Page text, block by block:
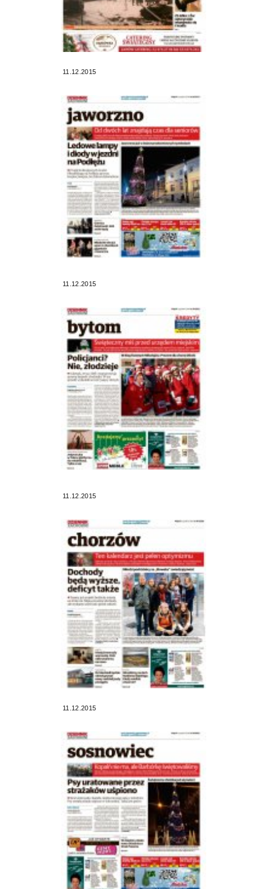
11.12.2015
11.12.2015
11.12.2015
11.12.2015